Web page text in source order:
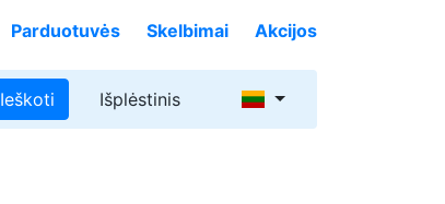
Parduotuvės Skelbimai Akcijos
Ieškoti Išplėstinis